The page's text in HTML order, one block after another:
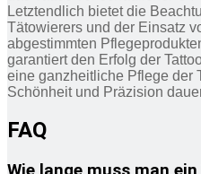
Letztendlich bietet die
Tätowierers und der Einsatz
abgestimmten
garantiert den Erfolg der
eine ganzheitliche Pflege der
Schönheit und Präzision
FAQ